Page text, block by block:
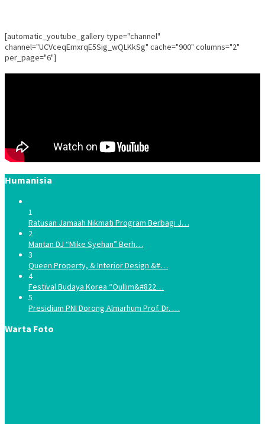
[automatic_youtube_gallery type="channel"
channel="UCVceqEmxrqE5Sig_wQLKkSg" cache="900" columns="2"
per_page="6"]
Humanisia
1
Ratusan Jamaah Nikmati Program Berbagi J…
2
Mantan DJ “Mike Syehan” Berh…
3
Queen Property, & Interior Design &#…
4
Festival Budaya Korea “Oullim&#822…
5
Presidium PNI Dorong Almarhum Prof. Dr. …
Warta Foto